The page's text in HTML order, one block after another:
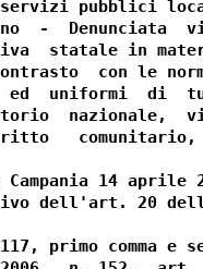
pubblici
-  Denunciata
statale in
con le
ed  uniformi  di
nazionale,
Campania 14
dell'art. 20
primo comma e